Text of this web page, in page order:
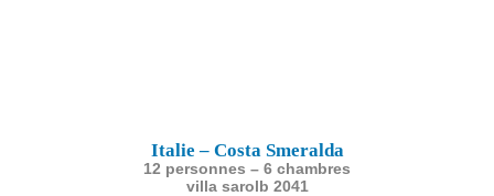
Italie – Costa Smeralda
12 personnes – 6 chambres
villa sarolb 2041